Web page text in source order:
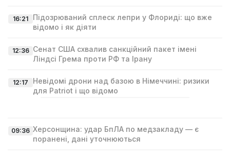
16:21
Підозрюваний сплеск лепри у Флориді: що вже
відомо і як діяти
12:36 Сенат США схвалив санкційний пакет імені
Ліндсі Гремa проти РФ та Ірану
12:17
Невідомі дрони над базою в Німеччині: ризики
для Patriot і що відомо
09:36 Херсонщина: удар БпЛА по медзакладу — є
поранені, дані уточнюються